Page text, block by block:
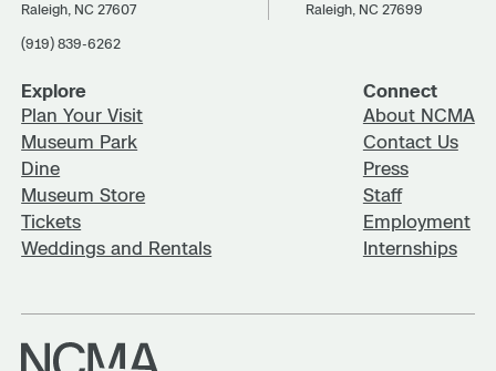
Raleigh, NC 27607
(919) 839-6262
Raleigh, NC 27699
Explore
Plan Your Visit
Museum Park
Dine
Museum Store
Tickets
Weddings and Rentals
Connect
About NCMA
Contact Us
Press
Staff
Employment
Internships